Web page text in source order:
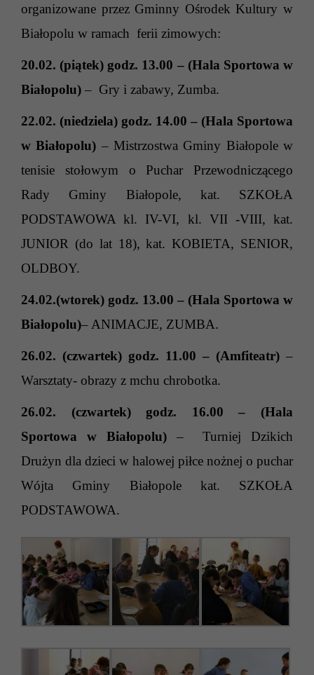
organizowane przez Gminny Ośrodek Kultury w
Białopolu w ramach ferii zimowych:
20.02. (piątek) godz. 13.00 – (Hala Sportowa w
Białopolu) – Gry i zabawy, Zumba.
22.02. (niedziela) godz. 14.00 – (Hala Sportowa
w Białopolu) – Mistrzostwa Gminy Białopole w
tenisie stołowym o Puchar Przewodniczącego
Rady Gminy Białopole, kat. SZKOŁA
PODSTAWOWA kl. IV-VI, kl. VII -VIII, kat.
JUNIOR (do lat 18),kat. KOBIETA, SENIOR,
OLDBOY.
24.02.(wtorek) godz. 13.00 – (Hala Sportowa w
Białopolu)– ANIMACJE, ZUMBA.
26.02. (czwartek) godz. 11.00 – (Amfiteatr) –
Warsztaty- obrazy z mchu chrobotka.
26.02. (czwartek) godz. 16.00 – (Hala
Sportowa w Białopolu) – Turniej Dzikich
Drużyn dla dzieci w halowej piłce nożnej o puchar
Wójta Gminy Białopole kat. SZKOŁA
PODSTAWOWA.